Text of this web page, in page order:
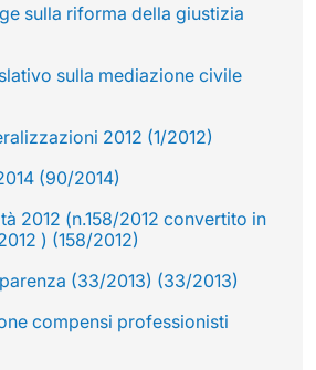
sulla riforma della giustizia
sulla mediazione civile
2012 (1/2012)
(90/2014)
2012 (n.158/2012 convertito in
) (158/2012)
(33/2013) (33/2013)
compensi professionisti